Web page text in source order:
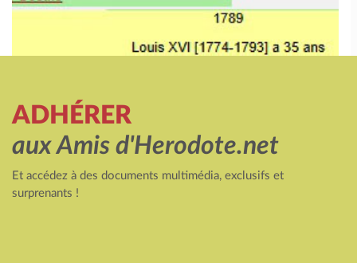
ADHÉRER
aux Amis d'Herodote.net
Et accédez à des documents multimédia, exclusifs et
surprenants !